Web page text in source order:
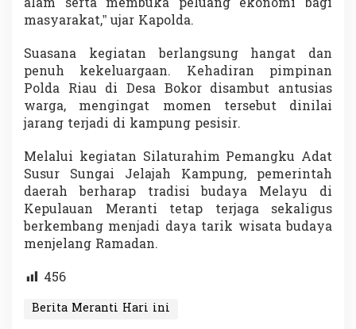
alam serta membuka peluang ekonomi bagi
masyarakat,” ujar Kapolda.
Suasana kegiatan berlangsung hangat dan
penuh kekeluargaan. Kehadiran pimpinan
Polda Riau di Desa Bokor disambut antusias
warga, mengingat momen tersebut dinilai
jarang terjadi di kampung pesisir.
Melalui kegiatan Silaturahim Pemangku Adat
Susur Sungai Jelajah Kampung, pemerintah
daerah berharap tradisi budaya Melayu di
Kepulauan Meranti tetap terjaga sekaligus
berkembang menjadi daya tarik wisata budaya
menjelang Ramadan.
456
Berita Meranti Hari ini